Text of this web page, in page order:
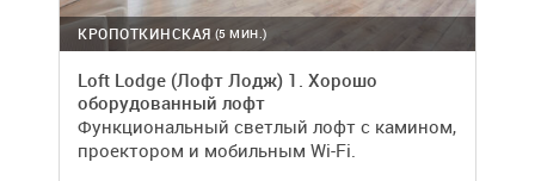
(5 МИН.)
КРОПОТКИНСКАЯ
Loft Lodge (Лофт Лодж) 1. Хорошо
оборудованный лофт
Функциональный светлый лофт с камином,
проектором и мобильным Wi-Fi.